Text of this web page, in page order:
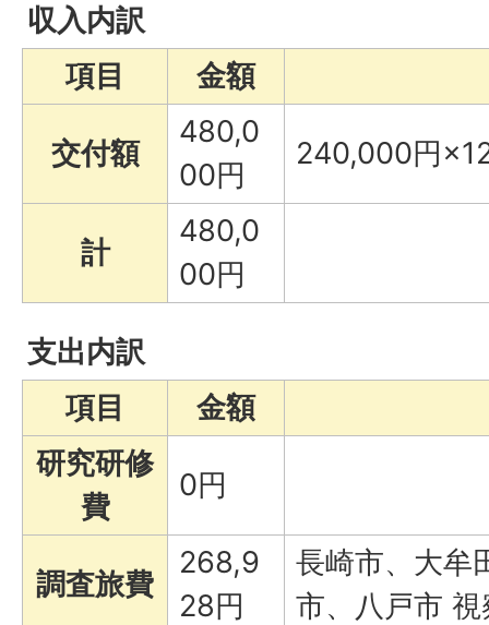
収入内訳
項目
金額
交付額
480,0
00円
240,000円
計
480,0
00円
支出内訳
項目
金額
研究研修
費
0円
調査旅費
268,9
28円
長崎市、大牟
市、八戸市 視